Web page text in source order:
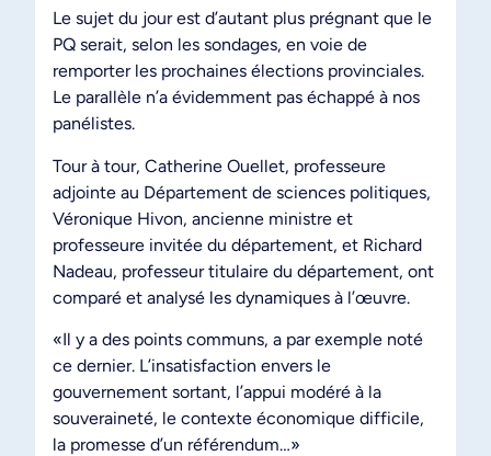
Le sujet du jour est d’autant plus prégnant que le
PQ serait, selon les sondages, en voie de
remporter les prochaines élections provinciales.
Le parallèle n’a évidemment pas échappé à nos
panélistes.
Tour à tour, Catherine Ouellet, professeure
adjointe au Département de sciences politiques,
Véronique Hivon, ancienne ministre et
professeure invitée du département, et Richard
Nadeau, professeur titulaire du département, ont
comparé et analysé les dynamiques à l’œuvre.
«Il y a des points communs, a par exemple noté
ce dernier. L’insatisfaction envers le
gouvernement sortant, l’appui modéré à la
souveraineté, le contexte économique difficile,
la promesse d’un référendum…»